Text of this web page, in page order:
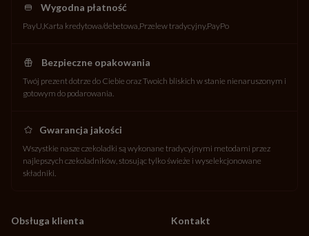
Wygodna płatność
PayU Karta kredytowa/debetowa Przelew tradycyjny PayPo
Bezpieczne opakowania
Twój prezent dotrze do Ciebie oraz Twoich bliskich w stanie nienaruszonym i
gotowym do podarowania.
Gwarancja jakości
Wszystkie nasze czekoladki są wykonane tradycyjnymi metodami przez
najlepszych czekoladników, stosując tylko świeże i wyselekcjonowane
składniki.
Obsługa klienta Kontakt